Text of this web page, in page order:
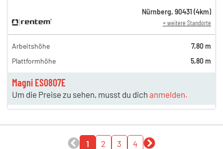
Magni ES0807E
Um die Preise zu sehen, musst du dich anmelden.
Nürnberg, 90431 (4km)
+ weitere Standorte
Arbeitshöhe
7,80 m
Plattformhöhe
5,80 m
1 2 3 4